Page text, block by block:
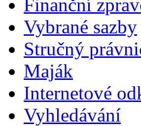
Finanční
Vybrané sazby
Stručný
Maják
Internetové
Vyhledávání